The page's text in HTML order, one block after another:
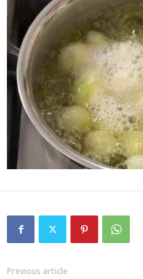
Previous article